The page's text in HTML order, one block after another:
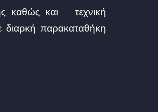
καθώς και τεχνική
διαρκή παρακαταθήκη